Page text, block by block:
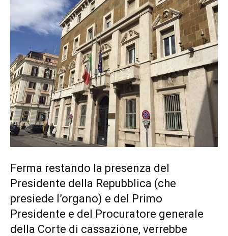
Ferma restando la presenza del
Presidente della Repubblica (che
presiede l’organo) e del Primo
Presidente e del Procuratore generale
della Corte di cassazione, verrebbe